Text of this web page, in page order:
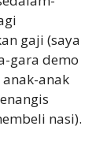
gaji (saya
gara demo
anak
nasi).